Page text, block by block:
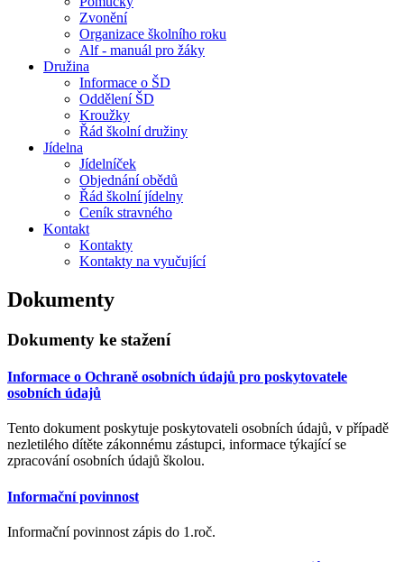
Zvonění
Organizace školního roku
Alf - manuál pro žáky
Družina
Informace o ŠD
Oddělení ŠD
Kroužky
Řád školní družiny
Jídelna
Jídelníček
Objednání obědů
Řád školní jídelny
Ceník stravného
Kontakt
Kontakty
Kontakty na vyučující
Dokumenty
Dokumenty ke stažení
Informace o Ochraně osobních údajů pro poskytovatele
osobních údajů
Tento dokument poskytuje poskytovateli osobních údajů, v případě
nezletilého dítěte zákonnému zástupci, informace týkající se
zpracování osobních údajů školou.
Informační povinnost
Informační povinnost zápis do 1.roč.